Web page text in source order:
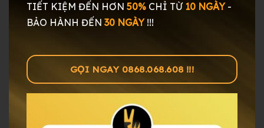
TIẾT KIỆM ĐẾN HƠN 50% CHỈ TỪ 10 NGÀY-
BẢO HÀNH ĐẾN 30 NGÀY!!!
GỌI NGAY 0868.068.608 !!!